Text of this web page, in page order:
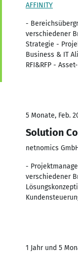
AFFINITY
-
verschiedener
Strategie -
Business & IT
RFI&RFP -
5 Monate, Feb.
Solution
netnomics
-
verschiedener
1 Jahr und 5